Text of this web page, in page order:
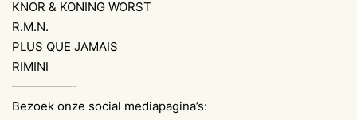
KNOR & KONING WORST
R.M.N.
PLUS QUE JAMAIS
RIMINI
—————-
Bezoek onze social mediapagina’s: